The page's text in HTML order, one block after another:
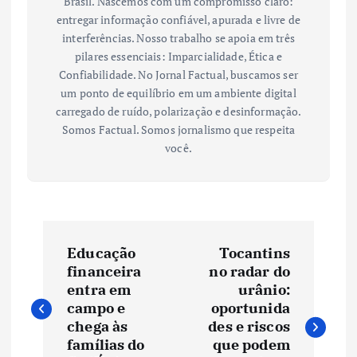
entregar informação confiável, apurada e livre de
interferências. Nosso trabalho se apoia em três
pilares essenciais: Imparcialidade, Ética e
Confiabilidade. No Jornal Factual, buscamos ser
um ponto de equilíbrio em um ambiente digital
carregado de ruído, polarização e desinformação.
Somos Factual. Somos jornalismo que respeita
você.
v
Educação
financeira
entra em
campo e
chega às
famílias do
Tocantins
no radar do
urânio:
oportunida
des e riscos
que podem